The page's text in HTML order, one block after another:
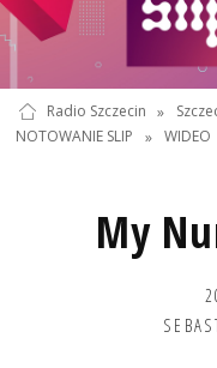
Radio Szczecin »
NOTOWANIE SLIP
» WIDEO
My